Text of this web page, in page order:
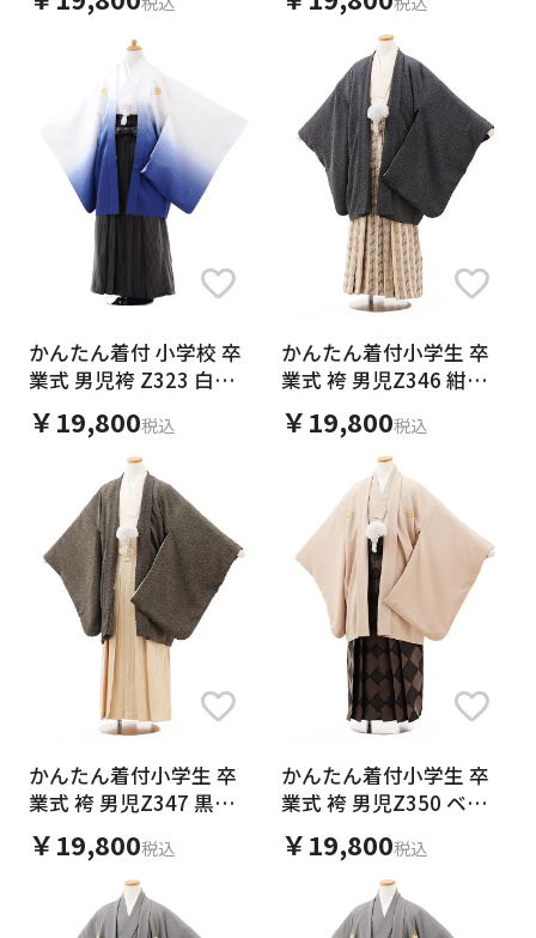
かんたん着付 小学校 卒
業式 男児袴 Z323 白紺
ぼかし紋付×黒縞袴
￥19,800税込
かんたん着付小学生 卒
業式 袴 男児Z346 紺地
小紋×アイボリー縞
￥19,800税込
かんたん着付小学生 卒
業式 袴 男児Z347 黒地
小紋×アイボリー
￥19,800税込
かんたん着付小学生 卒
業式 袴 男児Z350 ベー
ジュ紋付×ブラウン格子
￥19,800税込